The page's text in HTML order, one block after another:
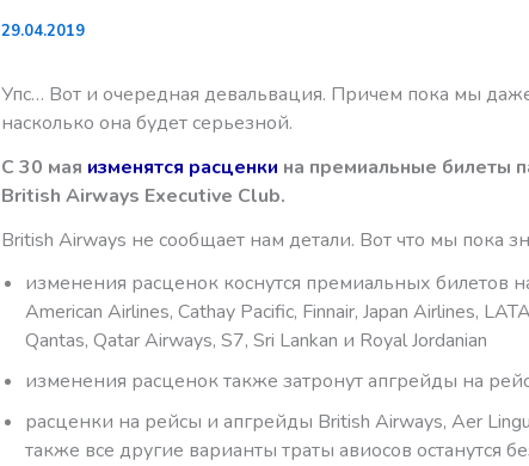
29.04.2019
Упс… Вот и очередная девальвация. Причем пока мы
насколько она будет серьезной.
С 30 мая изменятся расценки на премиальные билеты
British Airways Executive Club.
British Airways не сообщает нам детали. Вот что мы пока
изменения расценок коснутся премиальных билетов
American Airlines, Cathay Pacific, Finnair, Japan Airlines,
Qantas, Qatar Airways, S7, Sri Lankan и Royal Jordanian
изменения расценок также затронут апгрейды на
расценки на рейсы и апгрейды British Airways, Aer
также все другие варианты траты авиосов останутся